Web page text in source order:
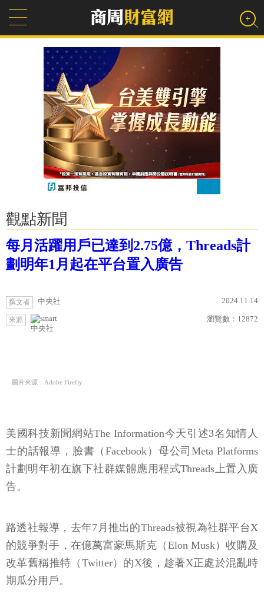
觀點新聞
每月活躍用戶已達到2.75億，Threads計
劃明年1月起在平台置入廣告
撰文者 中央社 2024.11.14
來源
中央社
瀏覽數： 12872
圖片來源：Adobe Firefly
美國科技新聞網站The Information今天引述3名知情人
士的話報導，臉書（Facebook）母公司Meta Platforms
計劃明年初在旗下社群媒體應用程式Threads上置入廣
告。
路透社報導，去年7月推出的Threads被視為社群平台X
的競爭對手，在億萬富豪馬斯克（Elon Musk）收購及
改革舊稱推特（Twitter）的X後，趁著X正處於混亂時
期瓜分用戶。